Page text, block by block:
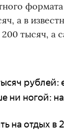
а в
тысяч, а
ни ногой:
на отдых